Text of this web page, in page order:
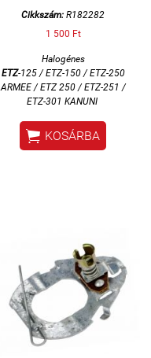
Cikkszám: R182282
1 500 Ft
Halogénes
ETZ-125 / ETZ-150 / ETZ-250
ARMEE / ETZ 250 / ETZ-251 /
ETZ-301 KANUNI
 KOSÁRBA